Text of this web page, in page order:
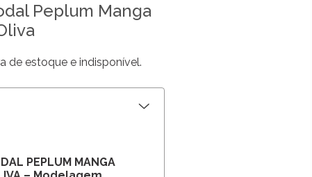
Peplum Manga
de estoque e indisponível.
PEPLUM MANGA